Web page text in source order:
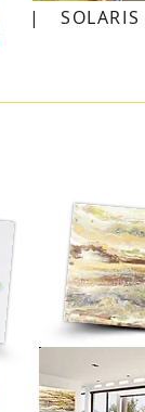
| SOLARIS